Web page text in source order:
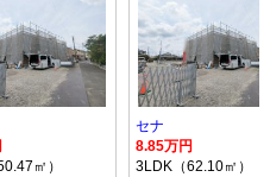
㎡）
セナ
8.85万円
3LDK（62.10㎡）